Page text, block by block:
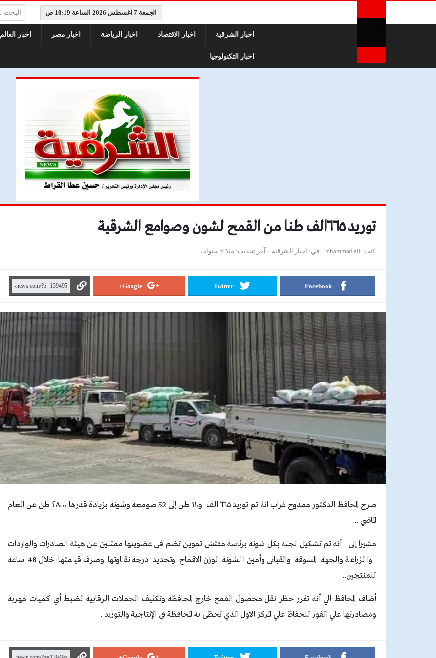
الجمعة 7 اغسطس 2026 الساعة 10:19 ص البحث:
اخبار الشرقية اخبار الاقتصاد اخبار الرياضة اخبار مصر اخبار العالم
اخبار التكنولوجيا
توريد ٦٦٥الف طنا من القمح لشون وصوامع الشرقية
كتب mhammad ali في اخبار الشرقية آخر تحديث منذ 6 سنوات
Facebook
Twitter
Google+
صرح المحافظ الدكتور ممدوح غراب انة تم توريد ٦٦٥ الف و١١٠ طن إلى 52 صومعة وشونة بزيادة قدرها ٢٨٠٠٠ طن عن العام
الماضي ..
مشيرا إلى أنه تم تشكيل لجنة بكل شونة برئاسة مفتش تموين تضم فى عضويتها ممثلين عن هيئة الصادرات والواردات
والزراعة والجهة المسوقة والقباني وأمين الشونة لوزن الاقماح وتحديد درجة نقاوتها وصرف قيمتها خلال 48 ساعة
للمنتجين..
أضاف المحافظ الي أنه تقرر حظر نقل محصول القمح خارج المحافظة وتكثيف الحملات الرقابية لضبط أي كميات مهربة
ومصادرتها علي الفور للحفاظ علي المركز الاول الذي تحظى به المحافظة في الإنتاجية والتوريد .